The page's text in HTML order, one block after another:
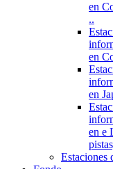
en
..
en
en
en e
Estaciones